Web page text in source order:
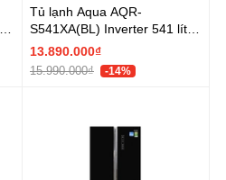
Tủ lạnh Aqua AQR-
S541XA(BL) Inverter 541 lít -
Chính hãng
13.890.000₫
15.990.000₫ -14%